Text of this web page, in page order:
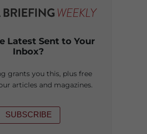
Latest Sent to Your
Inbox?
grants you this, plus free
articles and magazines.
SUBSCRIBE